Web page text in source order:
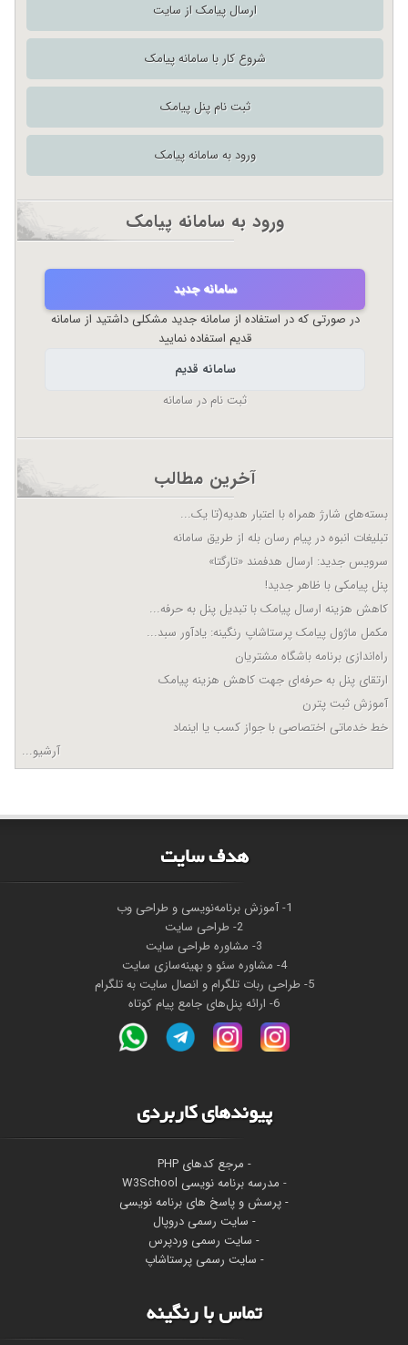
ارسال پیامک از سایت
شروع کار با سامانه پیامک
ثبت نام پنل پیامک
ورود به سامانه پیامک
ورود به سامانه پیامک
سامانه جدید
در صورتی که در استفاده از سامانه جدید مشکلی داشتید از سامانه
قدیم استفاده نمایید
سامانه قدیم
ثبت نام در سامانه
آخرین مطالب
بسته‌های شارژ همراه با اعتبار هدیه(تا یک...
تبلیغات انبوه در پیام رسان بله از طریق سامانه
سرویس جدید: ارسال هدفمند «تارگتا»
پنل پیامکی با ظاهر جدید!
کاهش هزینه ارسال پیامک با تبدیل پنل به حرفه...
مکمل ماژول پیامک پرستاشاپ رنگینه: یادآور سبد...
راه‌اندازی برنامه باشگاه مشتریان
ارتقای پنل به حرفه‌ای جهت کاهش هزینه پیامک
آموزش ثبت پترن
خط خدماتی اختصاصی با جواز کسب یا اینماد
آرشیو...
هدف سايت
1- آموزش برنامه‌نویسی و طراحی وب
2- طراحی سایت
3- مشاوره طراحی سایت
4- مشاوره سئو و بهینه‌سازی سایت
5- طراحی ربات تلگرام و انصال سایت به تلگرام
6- ارائه پنل‌های جامع پیام کوتاه
پیوندهای کاربردی
- مرجع کدهای PHP
- مدرسه برنامه نویسی W3School
- پرسش و پاسخ های برنامه نویسی
- سایت رسمی دروپال
- سایت رسمی وردپرس
- سایت رسمی پرستاشاپ
تماس با رنگینه